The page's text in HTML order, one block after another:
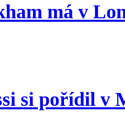
má v
si pořídil v